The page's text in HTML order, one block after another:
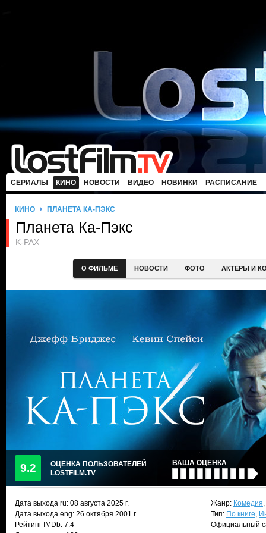
СЕРИАЛЫ КИНО НОВОСТИ ВИДЕО НОВИНКИ РАСПИСАНИЕ
КИНО ПЛАНЕТА КА-ПЭКС
Планета Ка-Пэкс
K-PAX
О ФИЛЬМЕ НОВОСТИ ФОТО АКТЕРЫ И
9.2
ОЦЕНКА ПОЛЬЗОВАТЕЛЕЙ
LOSTFILM.TV
ВАША ОЦЕНКА
Дата выхода ru: 08 августа 2025 г.
Дата выхода eng: 26 октября 2001 г.
Рейтинг IMDb: 7.4
Жанр: Комедия,
Тип: По книге,
Официальный